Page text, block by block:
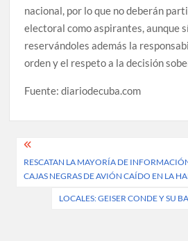
nacional, por lo que no deberán
electoral como aspirantes, aunque
reservándoles además la
orden y el respeto a la decisión
Fuente: diariodecuba.com
Post
navigation
RESCATAN LA MAYORÍA DE
CAJAS NEGRAS DE AVIÓN CAÍDO EN LA
LOCALES: GEISER CONDE Y SU